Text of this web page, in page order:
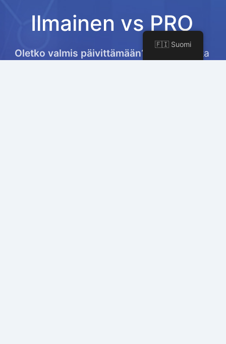
Ilmainen vs PRO
Oletko valmis päivittämään?
Katso, kuinka
🇫🇮 Suomi